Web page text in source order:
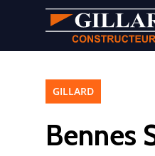
Appuyer sur Entrer
GILLARD
Bennes